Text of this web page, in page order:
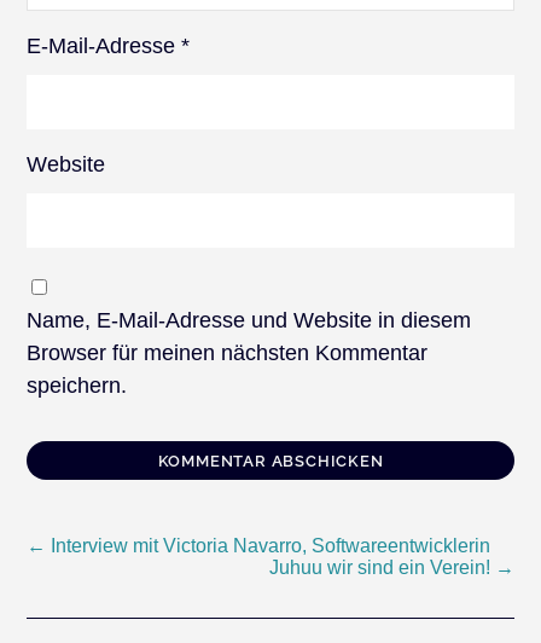
E-Mail-Adresse*
Website
Name, E-Mail-Adresse und Website in diesem
Browser für meinen nächsten Kommentar
speichern.
Beitragsnavigation
←
Interview mit Victoria Navarro, Softwareentwicklerin
Juhuu wir sind ein Verein! →